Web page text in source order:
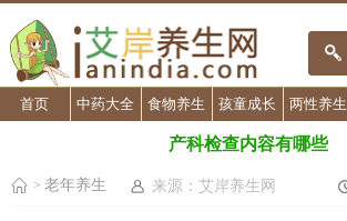
首页 中药大全 食物养生 孩童成长 两性养生
产科检查内容有哪些
> 老年养生 来源：艾岸养生网